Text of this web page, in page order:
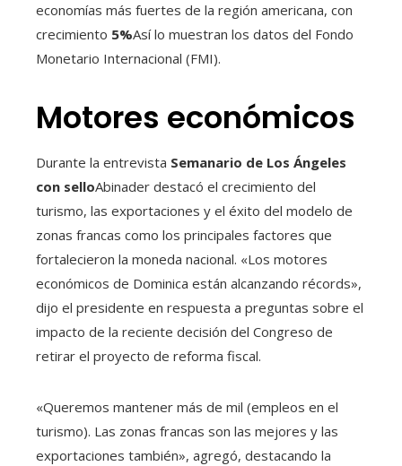
economías más fuertes de la región americana, con
crecimiento 5%Así lo muestran los datos del Fondo
Monetario Internacional (FMI).
Motores económicos
Durante la entrevista Semanario de Los Ángeles
con selloAbinader destacó el crecimiento del
turismo, las exportaciones y el éxito del modelo de
zonas francas como los principales factores que
fortalecieron la moneda nacional. «Los motores
económicos de Dominica están alcanzando récords»,
dijo el presidente en respuesta a preguntas sobre el
impacto de la reciente decisión del Congreso de
retirar el proyecto de reforma fiscal.
«Queremos mantener más de mil (empleos en el
turismo). Las zonas francas son las mejores y las
exportaciones también», agregó, destacando la